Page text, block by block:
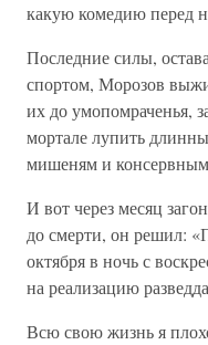
какую комедию перед
Последние силы,
спортом, Морозов
их до умопомраченья,
мортале лупить
мишеням и
И вот через месяц
до смерти, он решил:
октября в ночь с
на реализацию
Всю свою жизнь я